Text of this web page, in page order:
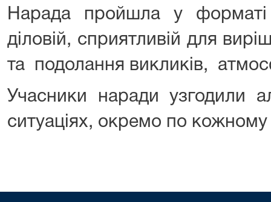
Нарада пройшла у форматі
діловій, сприятливій для
та подолання викликів,
Учасники наради узгодили
ситуаціях, окремо по